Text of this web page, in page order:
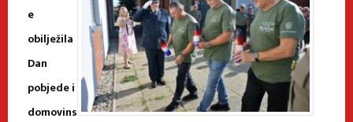
e
obilježila
Dan
pobjede i
domovins